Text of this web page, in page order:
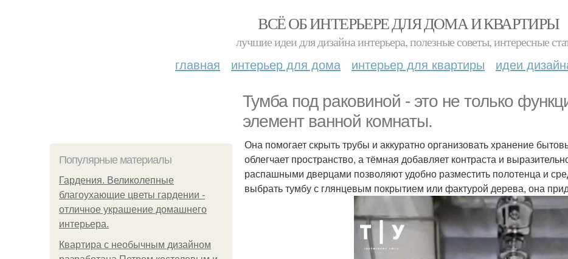
ВСЁ ОБ ИНТЕРЬЕРЕ ДЛЯ ДОМА И КВАРТИРЫ
лучшие идеи для дизайна интерьера, полезные советы, интересные
главная интерьер для дома интерьер для квартиры идеи
Тумба под раковиной - это не только
элемент ванной комнаты.
Популярные материалы
Гардения. Великолепные
благоухающие цветы гардении -
отличное украшение домашнего
интерьера.
Квартира с необычным дизайном
Она помогает скрыть трубы и аккуратно организовать хранение
облегчает пространство, а тёмная добавляет контраста и
распашными дверцами позволяют удобно разместить полотенца и
выбрать тумбу с глянцевым покрытием или фактурой дерева, она